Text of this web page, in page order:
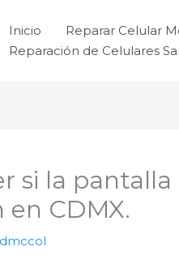
Inicio Reparar Celular
Reparación de Celulares
si la
en CDMX.
dmccol